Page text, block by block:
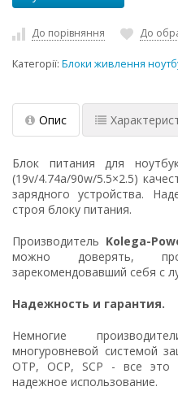
До порівняння До
Категорії: Блоки живлення
Опис
Блок питания для
(19v/4.74a/90w/5.5×2.5)
зарядного устройства.
строя блоку питания.
Производитель Kolega-
можно доверять,
зарекомендовавший себя с
Надежность и гарантия.
Немногие
многуровневой системой
OTP, OCP, SCP - все это
надежное использование.